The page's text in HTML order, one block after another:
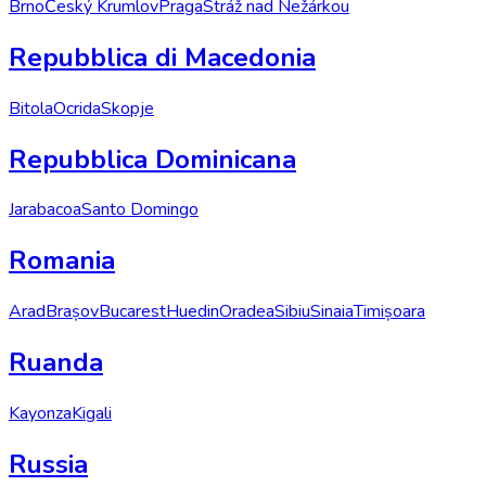
BrnoČeský KrumlovPragaStráž nad Nežárkou
Repubblica di Macedonia
BitolaOcridaSkopje
Repubblica Dominicana
JarabacoaSanto Domingo
Romania
AradBrașovBucarestHuedinOradeaSibiuSinaiaTimișoara
Ruanda
KayonzaKigali
Russia